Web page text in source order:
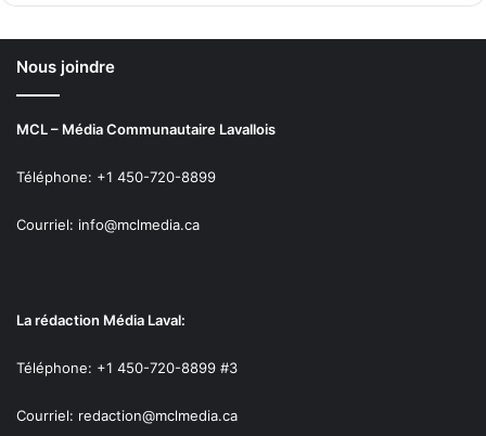
Ottawa pour financer les infrastructures. Le parti se
positionne comme une alternative à la gestion actuelle,
qu’il juge « trop centralisée et bureaucratique ».
Plateforme électorale complète:
Nous joindre
MCL – Média Communautaire Lavallois
Téléphone: +1 450-720-8899
Courriel: info@mclmedia.ca
La rédaction Média Laval:
Téléphone: +1 450-720-8899 #3
Courriel: redaction@mclmedia.ca